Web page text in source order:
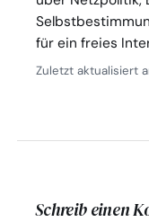
für ein freies
Zuletzt aktualisiert
Schreib einen